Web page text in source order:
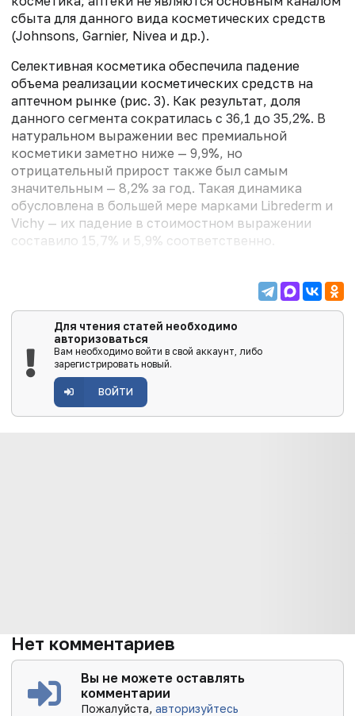
сбыта для данного вида косметических средств
(Johnsons, Garnier, Nivea и др.).
Селективная косметика обеспечила падение
объема реализации косметических средств на
аптечном рынке (рис. 3). Как результат, доля
данного сегмента сократилась с 36,1 до 35,2%. В
натуральном выражении вес премиальной
косметики заметно ниже — 9,9%, но
отрицательный прирост также был самым
значительным — 8,2% за год. Такая динамика
обусловлена в большей мере марками Librederm и
Vichy — их падение в стоимостном выражении
составило 15,7% и 5,9% соответственно.
— его емкость выросла на 1,2% в денежном и на
0,8% в натуральном эквиваленте. Данная группа
преобладает на рынке косметических средств и
Для чтения статей необходимо
авторизоваться
Вам необходимо войти в свой аккаунт, либо
зарегистрировать новый.
ВОЙТИ
Нет комментариев
Вы не можете оставлять
комментарии
Пожалуйста,авторизуйтесь